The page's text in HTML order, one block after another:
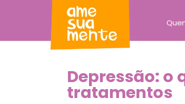
Depressão: o
tratamentos